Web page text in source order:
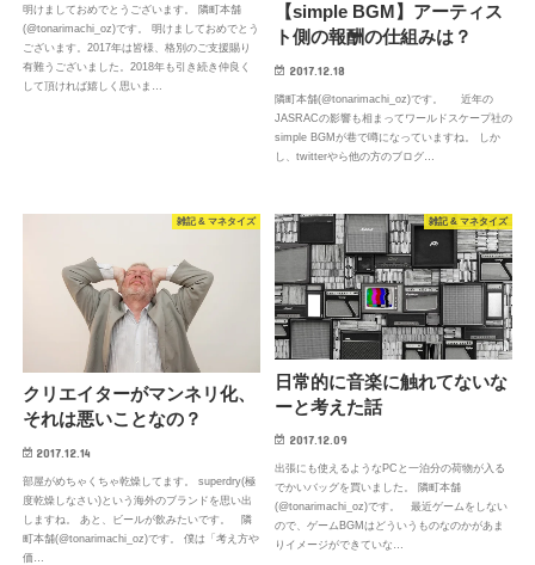
明けましておめでとうございます。 隣町本舗
(@tonarimachi_oz)です。 明けましておめでとう
ございます。2017年は皆様、格別のご支援賜り
有難うございました。2018年も引き続き仲良く
して頂ければ嬉しく思いま…
【simple BGM】アーティス
ト側の報酬の仕組みは？
2017.12.18
隣町本舗(@tonarimachi_oz)です。 近年の
JASRACの影響も相まってワールドスケープ社の
simple BGMが巷で噂になっていますね。 しか
し、twitterやら他の方のブログ…
雑記 & マネタイズ
クリエイターがマンネリ化、
それは悪いことなの？
2017.12.14
部屋がめちゃくちゃ乾燥してます。 superdry(極
度乾燥しなさい)という海外のブランドを思い出
しますね。 あと、ビールが飲みたいです。 隣
町本舗(@tonarimachi_oz)です。 僕は「考え方や
価…
雑記 & マネタイズ
日常的に音楽に触れてないな
ーと考えた話
2017.12.09
出張にも使えるようなPCと一泊分の荷物が入る
でかいバッグを買いました。 隣町本舗
(@tonarimachi_oz)です。 最近ゲームをしない
ので、ゲームBGMはどういうものなのかがあま
りイメージができていな…